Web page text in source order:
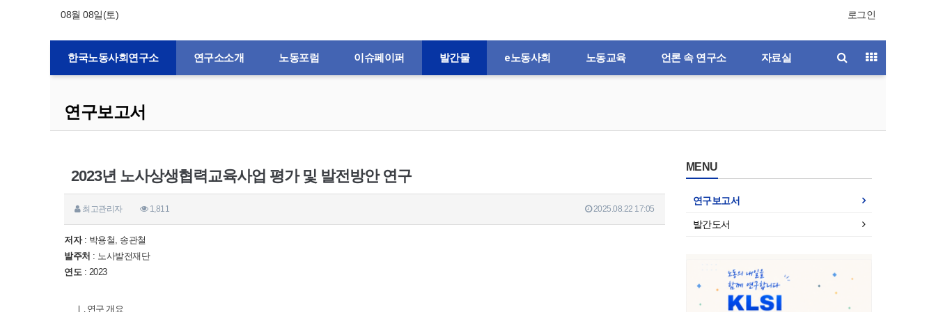
08월 08일(토) 로그인
한국노동사회연구소 연구소소개 노동포럼 이슈페이퍼 발간물 e노동사회 노동교육 언론 속 연구소 자료실
연구보고서
2023년 노사상생협력교육사업 평가 및 발전방안 연구
최고관리자 1,811 2025.08.22 17:05
저자: 박용철, 송관철
발주처 : 노사발전재단
연도: 2023
Ⅰ. 연구 개요
MENU
연구보고서
발간도서